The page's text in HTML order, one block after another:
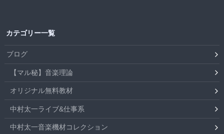
カテゴリー一覧
ブログ
【マル秘】音楽理論
オリジナル無料教材
中村太一ライブ&仕事系
中村太一音楽機材コレクション